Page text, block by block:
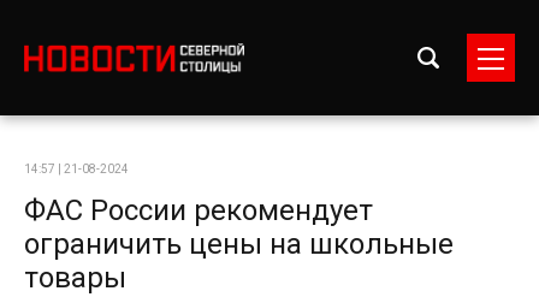
14:57 | 21-08-2024
ФАС России рекомендует
ограничить цены на школьные
товары